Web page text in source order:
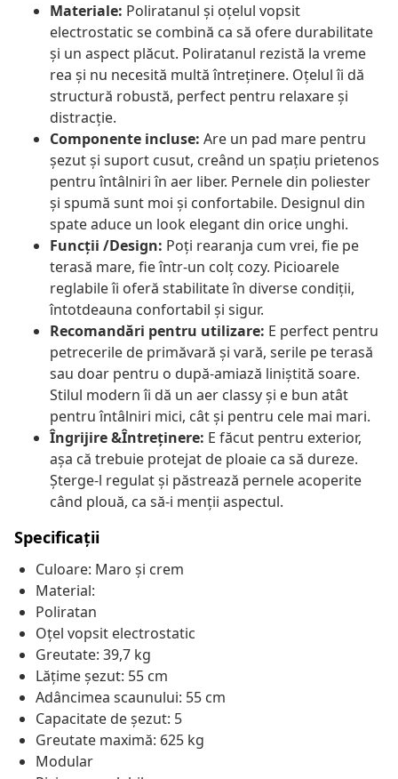
Materiale: Poliratanul și oțelul vopsit
electrostatic se combină ca să ofere durabilitate
și un aspect plăcut. Poliratanul rezistă la vreme
rea și nu necesită multă întreținere. Oțelul îi dă
structură robustă, perfect pentru relaxare și
distracție.
Componente incluse: Are un pad mare pentru
șezut și suport cusut, creând un spațiu prietenos
pentru întâlniri în aer liber. Pernele din poliester
și spumă sunt moi și confortabile. Designul din
spate aduce un look elegant din orice unghi.
Funcții /Design: Poți rearanja cum vrei, fie pe
terasă mare, fie într-un colț cozy. Picioarele
reglabile îi oferă stabilitate în diverse condiții,
întotdeauna confortabil și sigur.
Recomandări pentru utilizare: E perfect pentru
petrecerile de primăvară și vară, serile pe terasă
sau doar pentru o după-amiază liniștită soare.
Stilul modern îi dă un aer classy și e bun atât
pentru întâlniri mici, cât și pentru cele mai mari.
Îngrijire &Întreținere: E făcut pentru exterior,
așa că trebuie protejat de ploaie ca să dureze.
Șterge-l regulat și păstrează pernele acoperite
când plouă, ca să-i menții aspectul.
Specificații
Culoare: Maro și crem
Material:
Poliratan
Oțel vopsit electrostatic
Greutate: 39,7 kg
Lățime șezut: 55 cm
Adâncimea scaunului: 55 cm
Capacitate de șezut: 5
Greutate maximă: 625 kg
Modular